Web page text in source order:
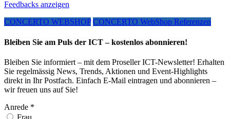
Feedbacks anzeigen
CONCERTO WEBSHOP CONCERTO WebShop Referenzen
Bleiben Sie am Puls der ICT – kostenlos abonnieren!
Bleiben Sie informiert – mit dem Proseller ICT-Newsletter! Erhalten
Sie regelmässig News, Trends, Aktionen und Event-Highlights
direkt in Ihr Postfach. Einfach E-Mail eintragen und abonnieren –
wir freuen uns auf Sie!
Anrede *
Frau